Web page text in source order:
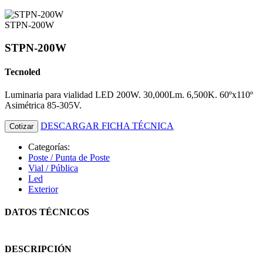
STPN-200W
STPN-200W
Tecnoled
Luminaria para vialidad LED 200W. 30,000Lm. 6,500K. 60ºx110º
Asimétrica 85-305V.
Cotizar DESCARGAR FICHA TÉCNICA
Categorías:
Poste / Punta de Poste
Vial / Pública
Led
Exterior
DATOS TÉCNICOS
DESCRIPCIÓN